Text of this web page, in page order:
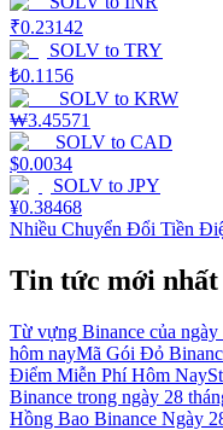
₹0.23142
SOLV to TRY
₺0.1156
SOLV to KRW
₩3.45571
SOLV to CAD
$0.0034
SOLV to JPY
¥0.38468
Nhiều Chuyển Đổi Tiền
Tin tức mới nhất
Từ vựng Binance của ngày
hôm nayMã Gói Đỏ
Điểm Miễn Phí Hôm Nay
Binance trong ngày 28
Hồng Bao Binance Ngày